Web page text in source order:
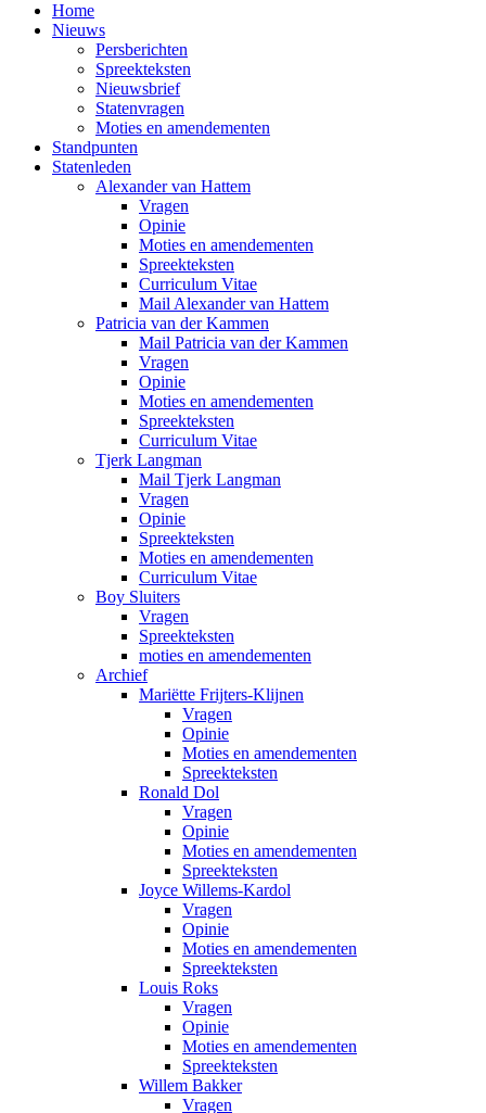
Home
Nieuws
Persberichten
Spreekteksten
Nieuwsbrief
Statenvragen
Moties en amendementen
Standpunten
Statenleden
Alexander van Hattem
Vragen
Opinie
Moties en amendementen
Spreekteksten
Curriculum Vitae
Mail Alexander van Hattem
Patricia van der Kammen
Mail Patricia van der Kammen
Vragen
Opinie
Moties en amendementen
Spreekteksten
Curriculum Vitae
Tjerk Langman
Mail Tjerk Langman
Vragen
Opinie
Spreekteksten
Moties en amendementen
Curriculum Vitae
Boy Sluiters
Vragen
Spreekteksten
moties en amendementen
Archief
Mariëtte Frijters-Klijnen
Vragen
Opinie
Moties en amendementen
Spreekteksten
Ronald Dol
Vragen
Opinie
Moties en amendementen
Spreekteksten
Joyce Willems-Kardol
Vragen
Opinie
Moties en amendementen
Spreekteksten
Louis Roks
Vragen
Opinie
Moties en amendementen
Spreekteksten
Willem Bakker
Vragen